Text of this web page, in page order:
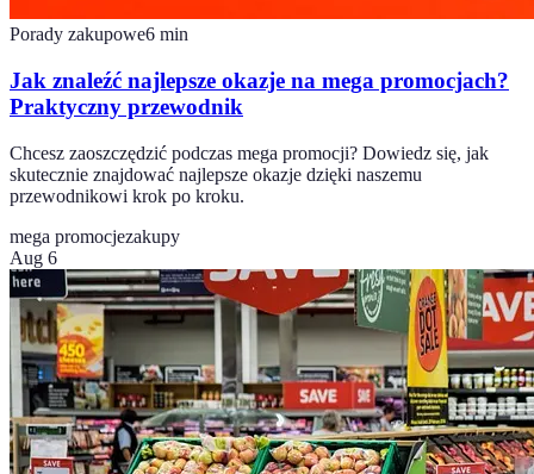
Porady zakupowe6 min
Jak znaleźć najlepsze okazje na mega promocjach?
Praktyczny przewodnik
Chcesz zaoszczędzić podczas mega promocji? Dowiedz się, jak
skutecznie znajdować najlepsze okazje dzięki naszemu
przewodnikowi krok po kroku.
mega promocjezakupy
Aug 6